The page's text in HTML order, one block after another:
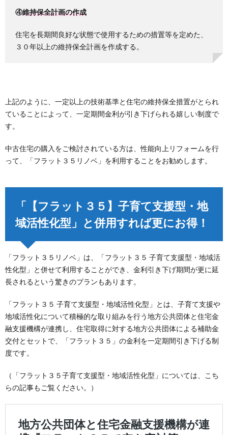
④維持保全計画の作成
住宅を長期間良好な状態で使用するための措置等を定めた、
３０年以上の維持保全計画を作成する。
上記のように、一定以上の技術基準と住宅の維持保全措置がとられ
ていることによって、一定期間金利が引き下げられる嬉しい制度で
す。
中古住宅の購入をご検討されている方は、性能向上リフォームを行
って、「フラット３５リノベ」を利用することをお勧めします。
「【フラット３５】子育て支援型・地
域活性化型」と併用すれば更にお得！
「フラット３５リノベ」は、「フラット３５ 子育て支援型・地域活
性化型」と併せて利用することができ、金利引き下げ期間が更に延
長されるという驚きのプランもあります。
「フラット３５ 子育て支援型・地域活性化型」とは、子育て支援や
地域活性化について積極的な取り組みを行う地方公共団体と住宅金
融支援機構が連携し、住宅取得に対する地方公共団体による補助金
交付とセットで、「フラット３５」の金利を一定期間引き下げる制
度です。
（「フラット３５子育て支援型・地域活性化型」については、こち
らの記事もご覧ください。）